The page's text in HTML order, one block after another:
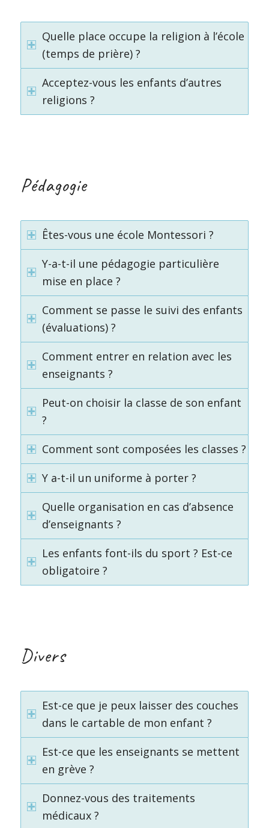
Quelle place occupe la religion à l’école
(temps de prière) ?
Acceptez-vous les enfants d’autres
religions ?
Pédagogie
Êtes-vous une école Montessori ?
Y-a-t-il une pédagogie particulière
mise en place ?
Comment se passe le suivi des enfants
(évaluations) ?
Comment entrer en relation avec les
enseignants ?
Peut-on choisir la classe de son enfant
?
Comment sont composées les classes ?
Y a-t-il un uniforme à porter ?
Quelle organisation en cas d’absence
d’enseignants ?
Les enfants font-ils du sport ? Est-ce
obligatoire ?
Divers
Est-ce que je peux laisser des couches
dans le cartable de mon enfant ?
Est-ce que les enseignants se mettent
en grève ?
Donnez-vous des traitements
médicaux ?